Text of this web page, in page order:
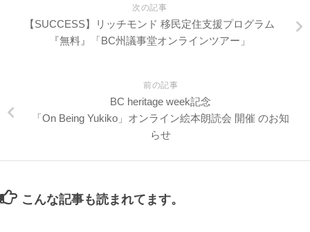
次の記事
【SUCCESS】リッチモンド 移民定住支援プログラム
『無料』「BC州議事堂オンラインツアー」
前の記事
BC heritage week記念
「On Being Yukiko」オンライン絵本朗読会 開催 のお知
らせ
こんな記事も読まれてます。